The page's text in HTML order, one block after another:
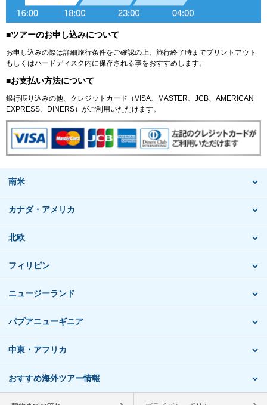
■ツアーのお申し込みについて
お申し込みの際は詳細旅行条件をご確認の上、旅行終了時までプリントアウト
もしくはハードディスク内に保存される事をおすすめします。
■お支払い方法について
銀行振り込みの他、クレジットカード（VISA、MASTER、JCB、AMERICAN
EXPRESS、DINERS）がご利用いただけます。
南米
カナダ・アメリカ
北欧
フィリピン
ニュージーランド
パプアニューギニア
中東・アフリカ
おすすめ海外ツアー情報